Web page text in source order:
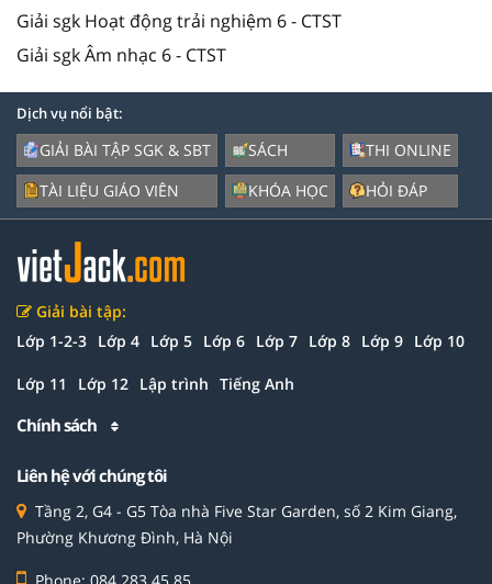
Giải sgk Hoạt động trải nghiệm 6 - CTST
Giải sgk Âm nhạc 6 - CTST
Dịch vụ nổi bật:
GIẢI BÀI TẬP SGK & SBT
TÀI LIỆU GIÁO VIÊN
SÁCH
KHÓA HỌC
THI ONLINE
HỎI ĐÁP
Giải bài tập:
Lớp 1-2-3 Lớp 4 Lớp 5 Lớp 6 Lớp 7 Lớp 8 Lớp 9 Lớp 10
Lớp 11 Lớp 12 Lập trình Tiếng Anh
Chính sách
Liên hệ với chúng tôi
Tầng 2, G4 - G5 Tòa nhà Five Star Garden, số 2 Kim Giang,
Phường Khương Đình, Hà Nội